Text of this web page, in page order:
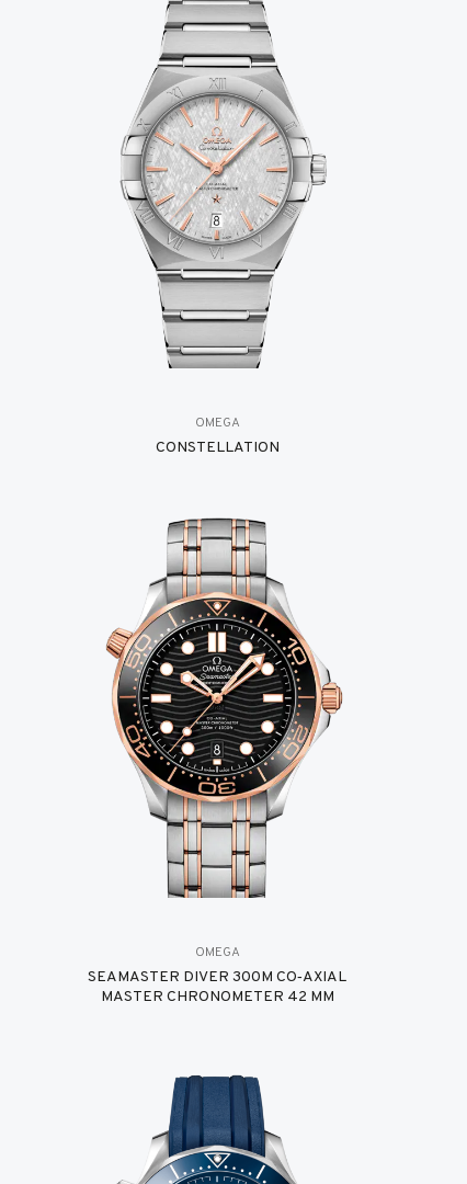
OMEGA
CONSTELLATION
OMEGA
SEAMASTER DIVER 300M CO‑AXIAL
MASTER CHRONOMETER 42 MM